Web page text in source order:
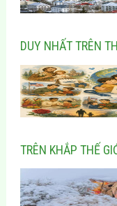
DUY NHẤT TRÊN
TRÊN KHẮP THẾ